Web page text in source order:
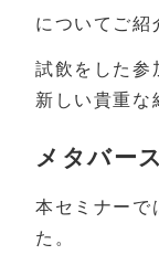
についてご紹
試飲をした参
新しい貴重な
メタバー
本セミナー
た。